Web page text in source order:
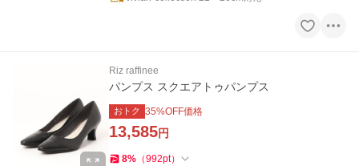
Riz raffinee
パンプス スクエアトゥパンプス
おトク 35%OFF価格
13,585円
8% （992pt）